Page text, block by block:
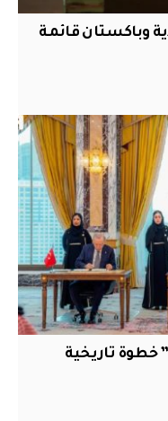
وباكستان قائمة
خطوة تاريخية